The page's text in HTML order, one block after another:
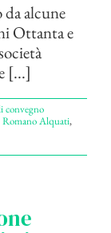
alcune
Ottanta e
[...]
convegno
Romano Alquati,